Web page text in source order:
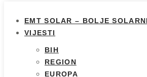
EMT SOLAR – BOLJE
VIJESTI
BIH
REGION
EUROPA